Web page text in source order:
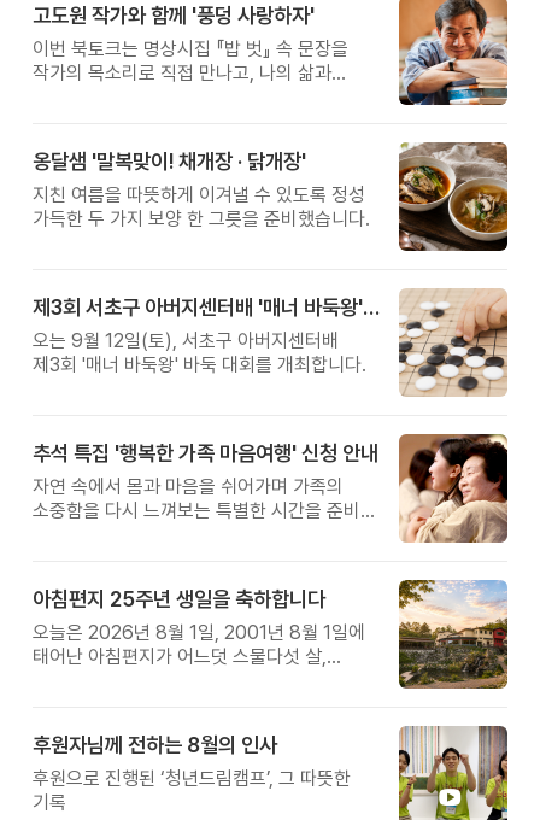
고도원 작가와 함께 '풍덩 사랑하자'
이번 북토크는 명상시집 『밥 벗』 속 문장을
작가의 목소리로 직접 만나고, 나의 삶과
옹달샘 '말복맞이! 채개장 · 닭개장'
지친 여름을 따뜻하게 이겨낼 수 있도록 정성
가득한 두 가지 보양 한 그릇을 준비했습니다.
제3회 서초구 아버지센터배 '매너 바둑왕' 대회
오는 9월 12일(토), 서초구 아버지센터배
제3회 '매너 바둑왕' 바둑 대회를 개최합니다.
추석 특집 '행복한 가족 마음여행' 신청 안내
자연 속에서 몸과 마음을 쉬어가며 가족의
소중함을 다시 느껴보는 특별한 시간을 준비해
아침편지 25주년 생일을 축하합니다
오늘은 2026년 8월 1일, 2001년 8월 1일에
태어난 아침편지가 어느덧 스물다섯 살,
후원자님께 전하는 8월의 인사
후원으로 진행된 ‘청년드림캠프’, 그 따뜻한
기록